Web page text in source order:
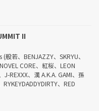
II
般若、BENJAZZY、SKRYU、
CORE、紅桜、LEON
J-REXXX、漢 A.K.A. GAMI、孫
RYKEYDADDYDIRTY、RED